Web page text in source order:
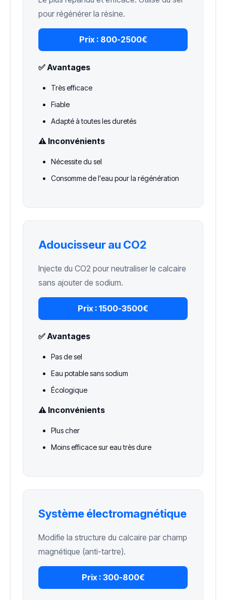
pour régénérer la résine.
Prix : 800-2500€
✅ Avantages
Très efficace
Fiable
Adapté à toutes les duretés
⚠️ Inconvénients
Nécessite du sel
Consomme de l'eau pour la régénération
Adoucisseur au CO2
Injecte du CO2 pour neutraliser le calcaire
sans ajouter de sodium.
Prix : 1500-3500€
✅ Avantages
Pas de sel
Eau potable sans sodium
Écologique
⚠️ Inconvénients
Plus cher
Moins efficace sur eau très dure
Système électromagnétique
Modifie la structure du calcaire par champ
magnétique (anti-tartre).
Prix : 300-800€